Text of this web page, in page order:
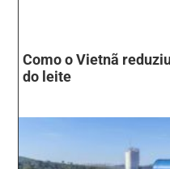
Como o Vietnã
do leite